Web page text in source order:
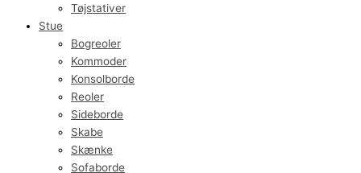
Tøjstativer
Stue
Bogreoler
Kommoder
Konsolborde
Reoler
Sideborde
Skabe
Skænke
Sofaborde